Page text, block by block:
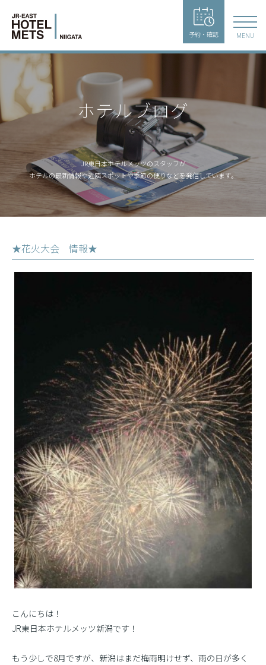
予約・確認 MENU
ホテルブログ
JR東日本ホテルメッツのスタッフが
ホテルの最新情報や近隣スポットや季節の便りなどを発信しています。
★花火大会 情報★
こんにちは！
JR東日本ホテルメッツ新潟です！
もう少しで8月ですが、新潟はまだ梅雨明けせず、雨の日が多く